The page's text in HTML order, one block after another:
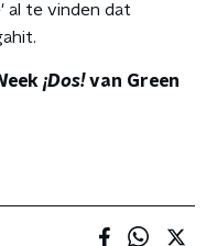
al te vinden dat
¡Dos! van Green